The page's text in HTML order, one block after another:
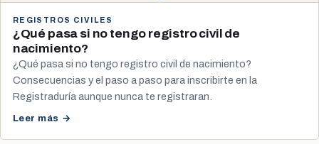
REGISTROS CIVILES
¿Qué pasa si no tengo registro civil de
nacimiento?
¿Qué pasa si no tengo registro civil de nacimiento?
Consecuencias y el paso a paso para inscribirte en la
Registraduría aunque nunca te registraran.
Leer más →